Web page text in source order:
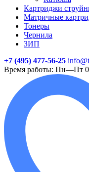
Картриджи
Матричные
Тонеры
Чернила
ЗИП
+7 (495) 477-56-25
Время работы: Пн—Пт